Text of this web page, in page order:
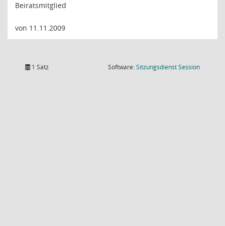
Beiratsmitglied
von 11.11.2009
1 Satz Software:SitzungsdienstSession(Wird in